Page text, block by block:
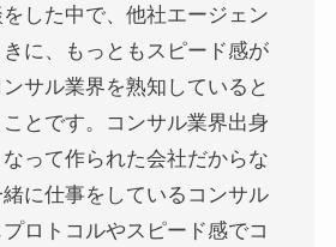
した中で、他社エージェン
きに、もっともスピード感が
サル業界を熟知していると
とです。コンサル業界出身
って作られた会社だからな
に仕事をしているコンサル
ロトコルやスピード感でコ